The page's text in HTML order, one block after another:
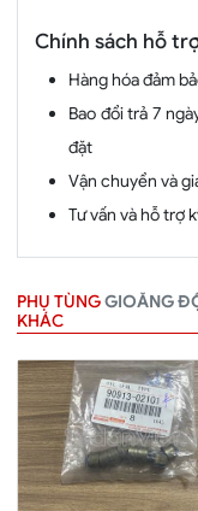
Chính sách hỗ
Hàng hóa đảm
Bao đổi trả 7
đặt
Vận chuyển và
Tư vấn và hỗ trợ
PHỤ TÙNGGIOĂNG
KHÁC